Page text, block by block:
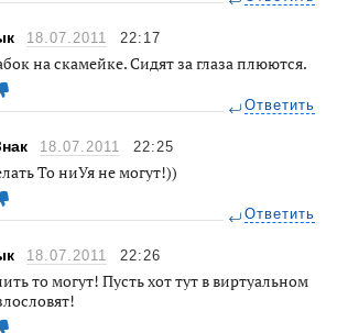
18.07.2011 22:17
на скамейке. Сидят за глаза плюются.
Ответить
18.07.2011 22:25
То ниУя не могут!))
Ответить
18.07.2011 22:26
то могут! Пусть хот тут в виртуальном